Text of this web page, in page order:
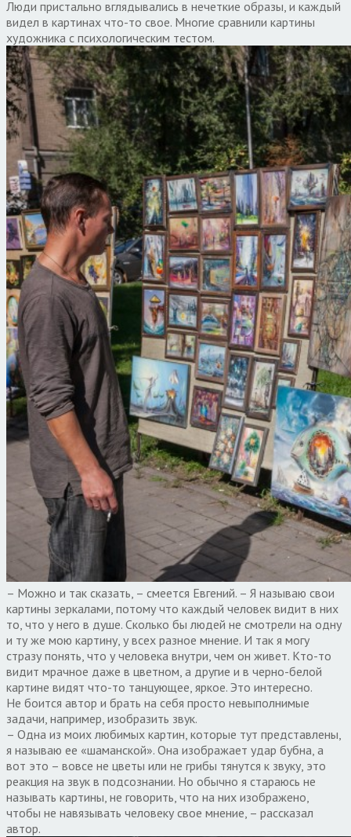
Люди пристально вглядывались в нечеткие образы, и каждый
видел в картинах что-то свое. Многие сравнили картины
художника с психологическим тестом.
– Можно и так сказать, – смеется Евгений. – Я называю свои
картины зеркалами, потому что каждый человек видит в них
то, что у него в душе. Сколько бы людей не смотрели на одну
и ту же мою картину, у всех разное мнение. И так я могу
стразу понять, что у человека внутри, чем он живет. Кто-то
видит мрачное даже в цветном, а другие и в черно-белой
картине видят что-то танцующее, яркое. Это интересно.
Не боится автор и брать на себя просто невыполнимые
задачи, например, изобразить звук.
– Одна из моих любимых картин, которые тут представлены,
я называю ее «шаманской». Она изображает удар бубна, а
вот это – вовсе не цветы или не грибы тянутся к звуку, это
реакция на звук в подсознании. Но обычно я стараюсь не
называть картины, не говорить, что на них изображено,
чтобы не навязывать человеку свое мнение, – рассказал
автор.